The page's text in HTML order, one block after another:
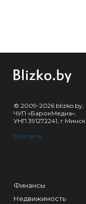
© 2009-2026 blizko.by,
ЧУП «БарокМедиа»,
УНП 391272241, г.Минск
Контакты
Финансы
Недвижимость